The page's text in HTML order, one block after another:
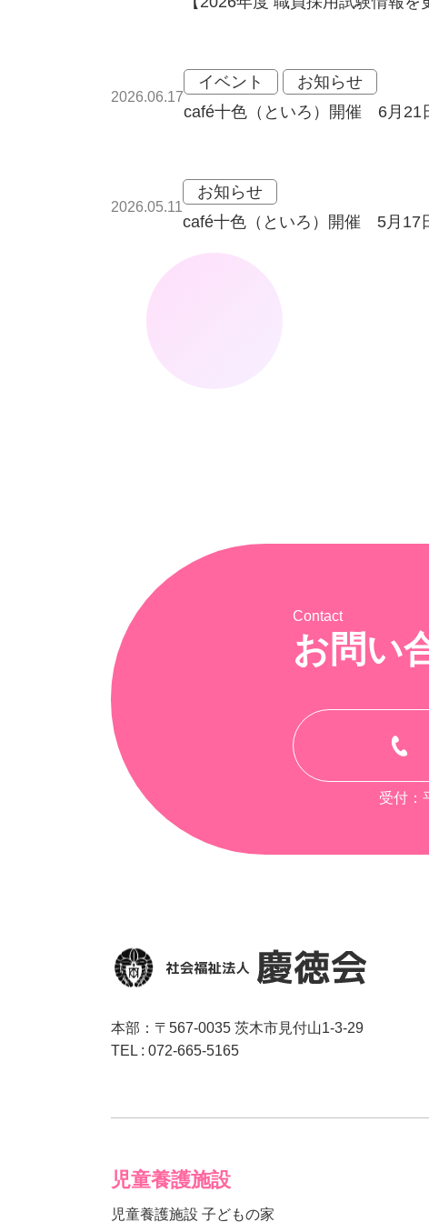
2026.06.17
イベント
お知らせ
café十色（といろ）開催 6月21
2026.05.11
お知らせ
café十色（といろ）開催 5月17
Contact
お問い
受付：
本部：〒567-0035 茨木市見付山1-3-29
TEL : 072-665-5165
児童養護施設
児童養護施設 子どもの家